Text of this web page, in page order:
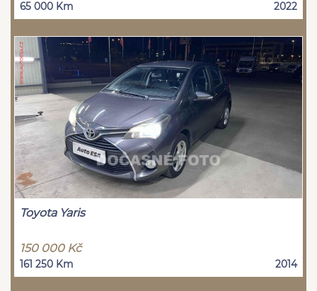
65 000 Km 2022
Toyota Yaris
150 000 Kč
161 250 Km 2014